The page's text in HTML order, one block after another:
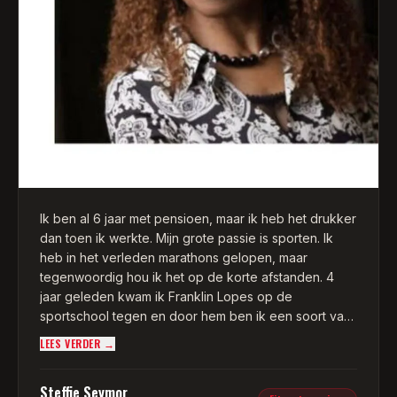
Ik ben al 6 jaar met pensioen, maar ik heb het drukker
dan toen ik werkte. Mijn grote passie is sporten. Ik
heb in het verleden marathons gelopen, maar
tegenwoordig hou ik het op de korte afstanden. 4
jaar geleden kwam ik Franklin Lopes op de
sportschool tegen en door hem ben ik een soort van
verslaafd geraakt aan boksen.
LEES VERDER →